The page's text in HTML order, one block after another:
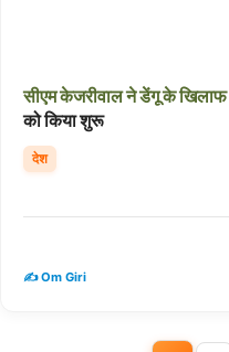
सीएमकेजरीवालनेडेंगूकेखिलाफ
को किया शुरू
देश
✍️ Om Giri